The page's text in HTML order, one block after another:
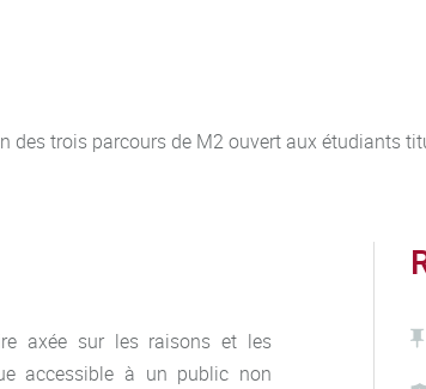
des trois parcours de M2 ouvert aux étudiants
axée sur les raisons et les
accessible à un public non